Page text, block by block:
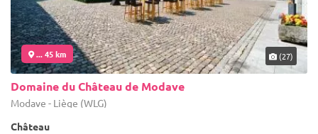
... 45 km (27)
Domaine du Château de Modave
Modave - Liège (WLG)
Château